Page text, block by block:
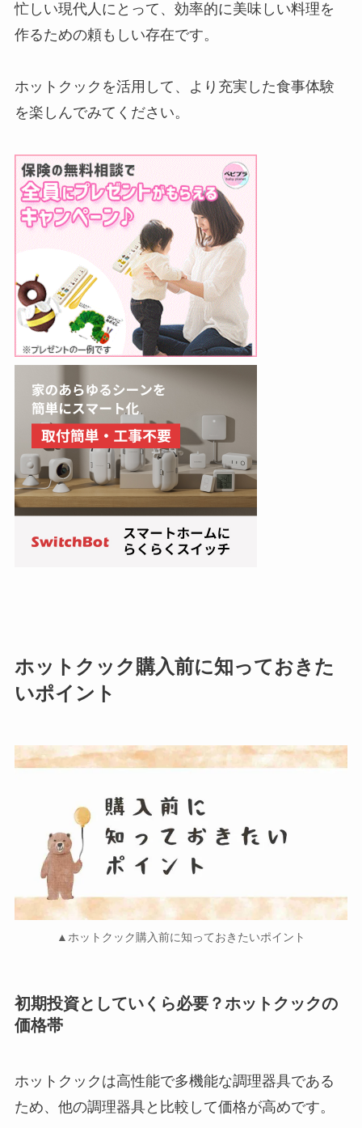
忙しい現代人にとって、効率的に美味しい料理を
作るための頼もしい存在です。
ホットクックを活用して、より充実した食事体験
を楽しんでみてください。
ホットクック購入前に知っておきた
いポイント
▲ホットクック購入前に知っておきたいポイント
初期投資としていくら必要？ホットクックの
価格帯
ホットクックは高性能で多機能な調理器具である
ため、他の調理器具と比較して価格が高めです。